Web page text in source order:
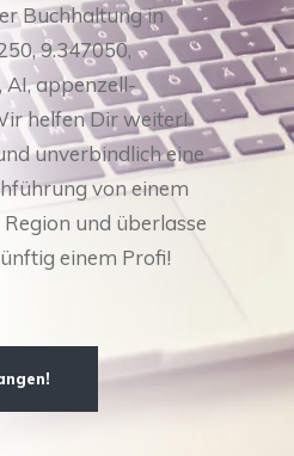
Buchhaltung in
9.347050,
AI, appenzell-
helfen Dir weiter!
unverbindlich eine
von einem
und überlasse
einem Profi!